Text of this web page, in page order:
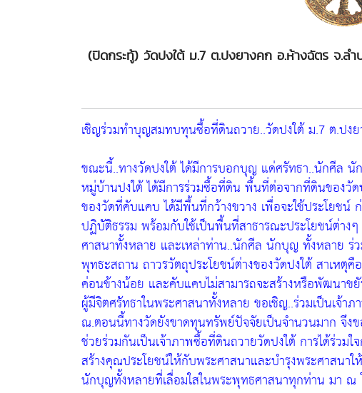
(ปิดกระทู้) วัดปงใต้ ม.7 ต.ปงยางคก อ.ห้างฉัตร จ.
เชิญร่วมทำบุญสมทบทุนซื้อที่ดินถวาย..วัดปงใต้ ม.7 ต.ปงย
ขณะนี้..ทางวัดปงใต้ ได้มีการบอกบุญ แด่ศรัทธา..นักศีล นั
หมู่บ้านปงใต้ ได้มีการร่วมซื้อที่ดิน พื้นที่ต่อจากที่ดินของวั
ของวัดที่คับแคบ ได้มีพื้นที่กว้างขวาง เพื่อจะใช้ประโยชน์
ปฏิบัติธรรม พร้อมกับใช้เป็นพื้นที่สาธารณะประโยชน์ต่าง
ศาสนาทั้งหลาย และเหล่าท่าน..นักศีล นักบุญ ทั้งหลาย ร่ว
พุทธะสถาน ถาวรวัตถุประโยชน์ต่างของวัดปงใต้ สาเหตุ
ค่อนข้างน้อย และคับแคบไม่สามารถจะสร้างหรือพัฒนาข
ผู้มีจิตศรัทธาในพระศาสนาทั้งหลาย ขอเชิญ..ร่วมเป็นเจ้
ณ.ตอนนี้ทางวัดยังขาดทุนทรัพย์ปัจจัยเป็นจำนวนมาก จึ
ช่วยร่วมกันเป็นเจ้าภาพซื้อที่ดินถวายวัดปงใต้ การได้ร่วม
สร้างคุณประโยชน์ให้กับพระศาสนาและบำรุงพระศาสน
นักบุญทั้งหลายที่เลื่อมใสในพระพุทธศาสนาทุกท่าน มา ณ